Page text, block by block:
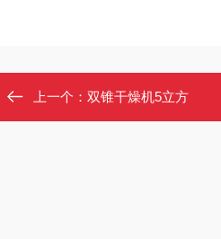
上一个： 双锥干燥机5立方